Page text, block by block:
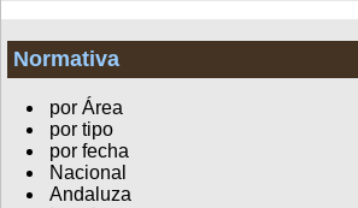
Normativa
por Área
por tipo
por fecha
Nacional
Andaluza